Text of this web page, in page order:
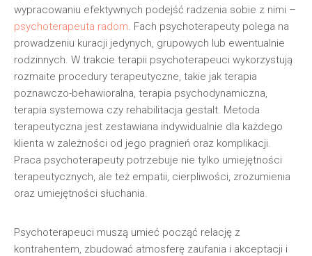
wypracowaniu efektywnych podejść radzenia sobie z nimi –
psychoterapeuta radom. Fach psychoterapeuty polega na
prowadzeniu kuracji jedynych, grupowych lub ewentualnie
rodzinnych. W trakcie terapii psychoterapeuci wykorzystują
rozmaite procedury terapeutyczne, takie jak terapia
poznawczo-behawioralna, terapia psychodynamiczna,
terapia systemowa czy rehabilitacja gestalt. Metoda
terapeutyczna jest zestawiana indywidualnie dla każdego
klienta w zależności od jego pragnień oraz komplikacji.
Praca psychoterapeuty potrzebuje nie tylko umiejętności
terapeutycznych, ale też empatii, cierpliwości, zrozumienia
oraz umiejętności słuchania.
Psychoterapeuci muszą umieć począć relację z
kontrahentem, zbudować atmosferę zaufania i akceptacji i